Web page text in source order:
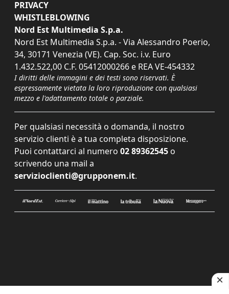
PRIVACY
WHISTLEBLOWING
Nord Est Multimedia S.p.a.
Nord Est Multimedia S.p.a. - Via Alessandro Poerio,
34, 30171 Venezia (VE). Cap. Soc. i.v. Euro
1.432.522,00 C.F. 05412000266 e REA VE-454332
I diritti delle immagini e dei testi sono riservati. È
espressamente vietata la loro riproduzione con qualsiasi
mezzo e l'adattamento totale o parziale.
Per qualsiasi necessità o domanda, il nostro
servizio clienti è a tua completa disposizione.
Puoi contattarci al numero 02 89362545 o
scrivendo una mail a
servizioclienti@grupponem.it.